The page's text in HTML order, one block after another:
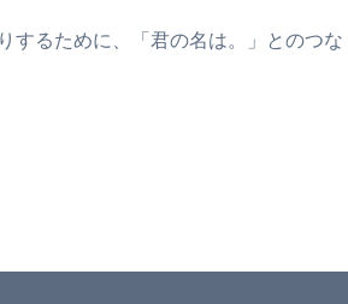
するために、「君の名は。」とのつな